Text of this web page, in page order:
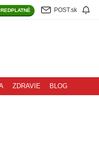
POST.sk
ZDRAVIE BLOG